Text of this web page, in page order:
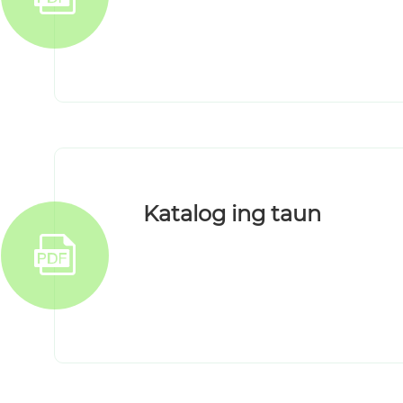

Katalog ing taun